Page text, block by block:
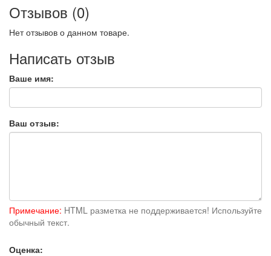
Отзывов (0)
Нет отзывов о данном товаре.
Написать отзыв
Ваше имя:
Ваш отзыв:
Примечание: HTML разметка не поддерживается! Используйте
обычный текст.
Оценка: